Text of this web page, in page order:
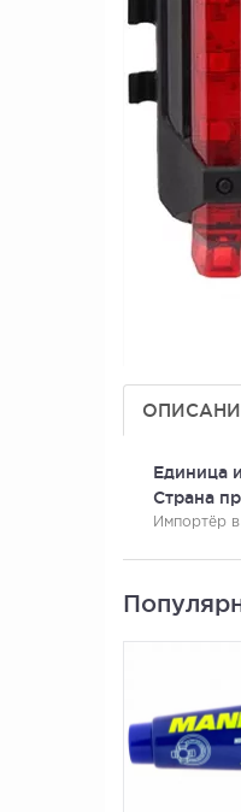
Единица
Страна
Импортёр